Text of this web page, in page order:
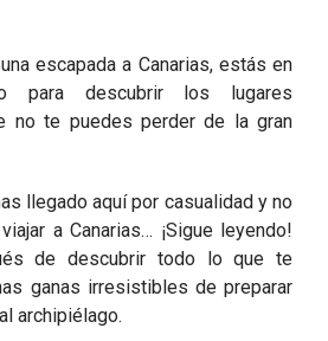
escapada a Canarias, estás en
para descubrir los lugares
no te puedes perder de la gran
llegado aquí por casualidad y no
a Canarias… ¡Sigue leyendo!
de descubrir todo lo que te
ganas irresistibles de preparar
archipiélago.